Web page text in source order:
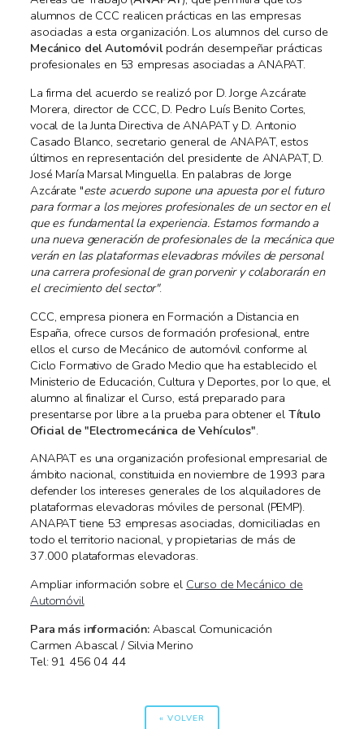
alumnos de CCC realicen prácticas en las empresas
asociadas a esta organización. Los alumnos del curso de
Mecánico del Automóvilpodrán desempeñar prácticas
profesionales en 53 empresas asociadas a ANAPAT.
La firma del acuerdo se realizó por D. Jorge Azcárate
Morera, director de CCC, D. Pedro Luís Benito Cortes,
vocal de la Junta Directiva de ANAPAT y D. Antonio
Casado Blanco, secretario general de ANAPAT, estos
últimos en representación del presidente de ANAPAT, D.
José María Marsal Minguella. En palabras de Jorge
Azcárate "este acuerdo supone una apuesta por el futuro
para formar a los mejores profesionales de un sector en el
que es fundamental la experiencia. Estamos formando a
una nueva generación de profesionales de la mecánica que
verán en las plataformas elevadoras móviles de personal
una carrera profesional de gran porvenir y colaborarán en
el crecimiento del sector".
CCC, empresa pionera en Formación a Distancia en
España, ofrece cursos de formación profesional, entre
ellos el curso de Mecánico de automóvil conforme al
Ciclo Formativo de Grado Medio que ha establecido el
Ministerio de Educación, Cultura y Deportes, por lo que, el
alumno al finalizar el Curso, está preparado para
presentarse por libre a la prueba para obtener el Título
Oficial de "Electromecánica de Vehículos".
ANAPAT es una organización profesional empresarial de
ámbito nacional, constituida en noviembre de 1993 para
defender los intereses generales de los alquiladores de
plataformas elevadoras móviles de personal (PEMP).
ANAPAT tiene 53 empresas asociadas, domiciliadas en
todo el territorio nacional, y propietarias de más de
37.000 plataformas elevadoras.
Ampliar información sobre el Curso de Mecánico de
Automóvil
Para más información:Abascal Comunicación
Carmen Abascal / Silvia Merino
Tel: 91 456 04 44
« VOLVER